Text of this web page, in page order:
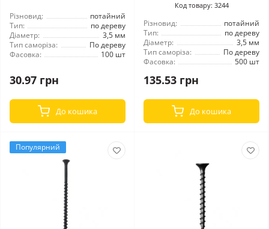
Різновид:
потайний
Тип:
по дереву
Діаметр:
3,5 мм
Тип саморіза:
По дереву
Фасовка:
100 шт
30.97 грн
До кошика
Код товару: 3244
Різновид:
потайний
Тип:
по дереву
Діаметр:
3,5 мм
Тип саморіза:
По дереву
Фасовка:
500 шт
135.53 грн
До кошика
Популярний